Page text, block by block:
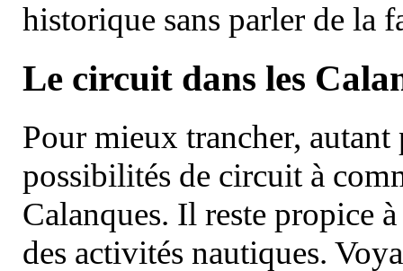
historique sans parler de la
Le circuit dans les
Pour mieux trancher, autant
possibilités de circuit à
Calanques. Il reste propice
des activités nautiques.